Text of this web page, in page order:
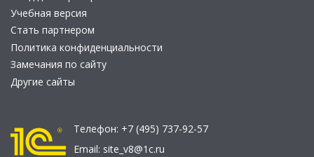
Учебная версия
Стать партнером
Политика конфиденциальности
Замечания по сайту
Другие сайты
Телефон: +7 (495) 737-92-57
Email: site_v8@1c.ru